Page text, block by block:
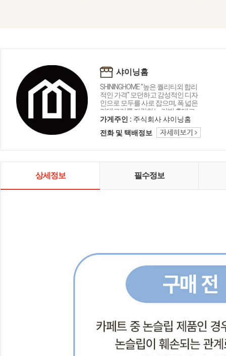
샤이닝홈
SHININGHOME "높은 퀄리티외 합리
적인 가격" 모던하고 감성적인 디자
인으로 모두를 사로 잡으며, 폭 넓은
카테고리를 자랑하는 리빙 홈데코
인테리어 샤이닝홈입니다.
가게주인 : 주식회사 샤이닝홈
전화 및 택배정보
상세정보 필수정보